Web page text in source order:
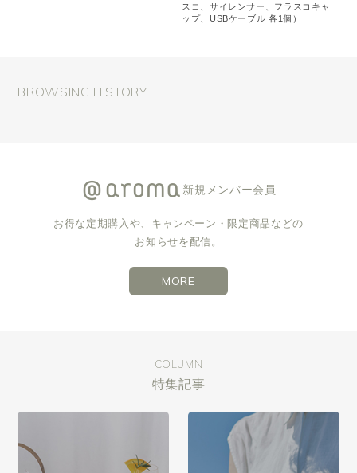
スコ、サイレンサー、フラスコキャ
ップ、USBケーブル 各1個）
BROWSING HISTORY
新規メンバー会員
お得な定期購入や、キャンペーン・限定商品などの
お知らせを配信。
MORE
COLUMN
特集記事